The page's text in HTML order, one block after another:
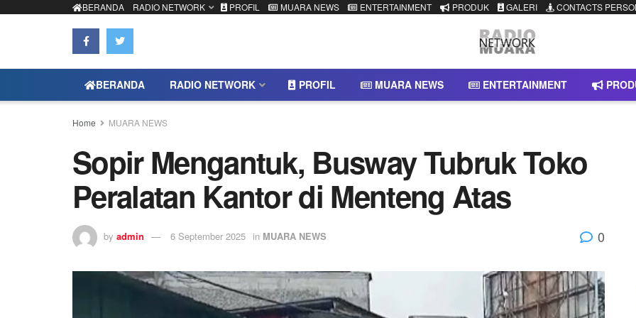
BERANDA RADIO NETWORK PROFIL MUARA NEWS ENTERTAINMENT PRODUK GALERI CONTACTS
BERANDA RADIO NETWORK PROFIL MUARA NEWS ENTERTAINMENT
Home MUARA NEWS
Sopir Mengantuk, Busway Tubruk Toko
Peralatan Kantor di Menteng Atas
by admin 6 September 2025 in MUARA NEWS 0